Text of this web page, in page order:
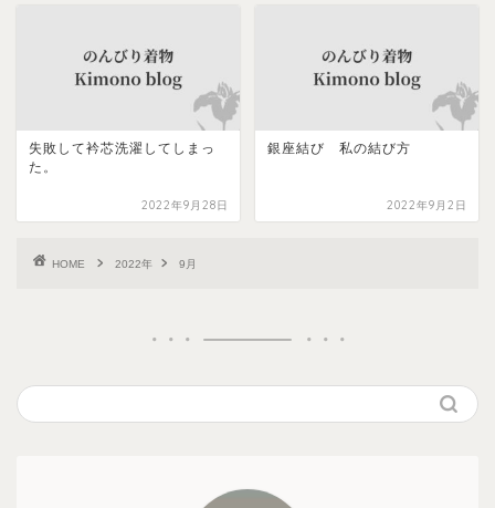
失敗して衿芯洗濯してしまっ
た。
2022年9月28日
銀座結び 私の結び方
2022年9月2日
HOME 2022年 9月